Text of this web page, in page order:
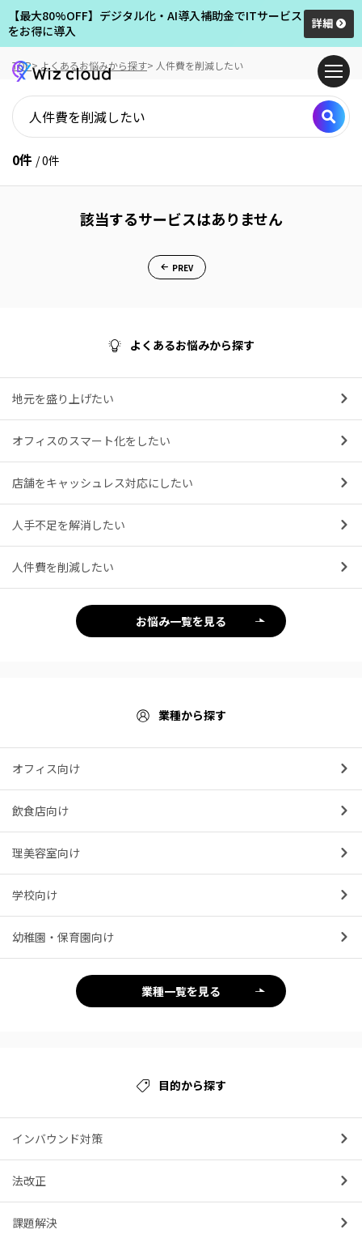
【最大80%OFF】デジタル化・AI導入補助金でITサービス
をお得に導入
詳細
TOP よくあるお悩みから探す 人件費を削減したい
件
0件 / 0件
該当するサービスはありません
PREV
よくあるお悩みから探す
地元を盛り上げたい
オフィスのスマート化をしたい
店舗をキャッシュレス対応にしたい
人手不足を解消したい
人件費を削減したい
お悩み一覧を見る
業種から探す
オフィス向け
飲食店向け
理美容室向け
学校向け
幼稚園・保育園向け
業種一覧を見る
目的から探す
インバウンド対策
法改正
課題解決